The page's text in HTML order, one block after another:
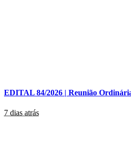
EDITAL 84/2026 | Reunião
7 dias atrás